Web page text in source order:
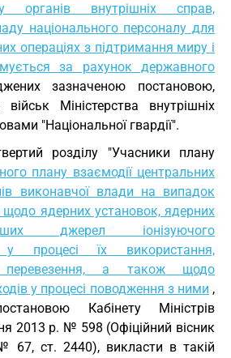
органів внутрішніх справ,
національного персоналу для
операціях з підтримання миру і
за рахунок державного
зазначеною постановою,
Міністерства внутрішніх
"Національної гвардії".
розділу "Учасники плану
плану взаємодії центральних
виконавчої влади на випадок
щодо ядерних установок, ядерних
джерел іонізуючого
у процесі їх використання,
перевезення, а також щодо
у процесі поводження з ними ,
Кабінету Міністрів
2013 р. № 598 (Офіційний вісник
67, ст. 2440), викласти в такій